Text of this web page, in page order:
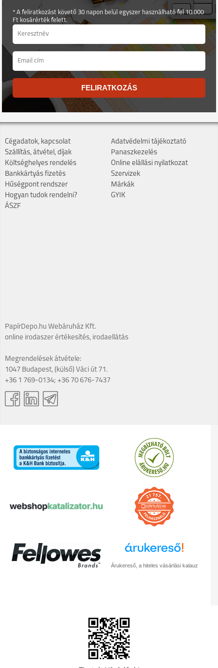
* A feliratkozást követő 30 napon belül egyszer használható fel 10.000
Ft kosárérték felett.
FELIRATKOZÁS
Cégadatok, kapcsolat
Szállítás, átvétel, díjak
Költséghelyes rendelés
Bankkártyás fizetés
Hűségpont rendszer
Hogyan tudok rendelni?
ÁSZF
Adatvédelmi tájékoztató
Panaszkezelés
Online elállási nyilatkozat
Szervizek
Márkák
GYIK
PapírDepo.hu Webáruház Kft.
online irodaszer értékesítés, irodaellátás
Megrendelések átvétele:
1047 Budapest, (külső) Váci út 71.
+36 1 769-0134; +36 70 676-7437
Árukereső, a hiteles vásárlási kalauz